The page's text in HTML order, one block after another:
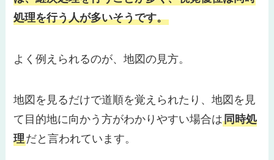
処理を行う人が多いそうです。
よく例えられるのが、地図の見方。
地図を見るだけで道順を覚えられたり、地図を見
て目的地に向かう方がわかりやすい場合は同時処
理だと言われています。